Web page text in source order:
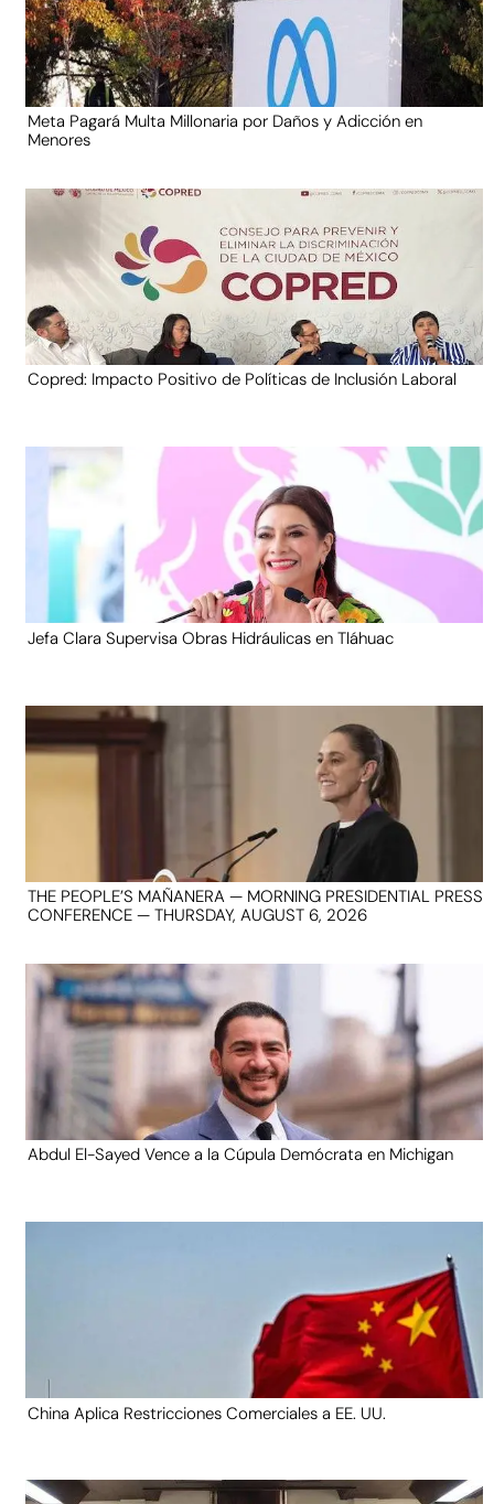
Meta Pagará Multa Millonaria por Daños y Adicción en
Menores
Copred: Impacto Positivo de Políticas de Inclusión Laboral
Jefa Clara Supervisa Obras Hidráulicas en Tláhuac
THE PEOPLE’S MAÑANERA — MORNING PRESIDENTIAL PRESS
CONFERENCE — THURSDAY, AUGUST 6, 2026
Abdul El-Sayed Vence a la Cúpula Demócrata en Michigan
China Aplica Restricciones Comerciales a EE. UU.